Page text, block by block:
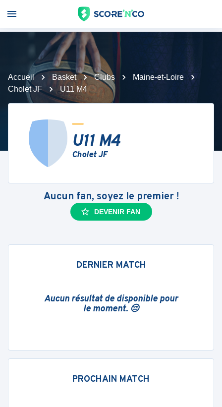
Accueil Basket Clubs
Maine-et-Loire
Cholet JF
U11 M4
U11 M4
Cholet JF
Aucun fan, soyez le premier !
DEVENIR FAN
DERNIER MATCH
Aucun résultat de disponible pour
le moment. 😔
PROCHAIN MATCH